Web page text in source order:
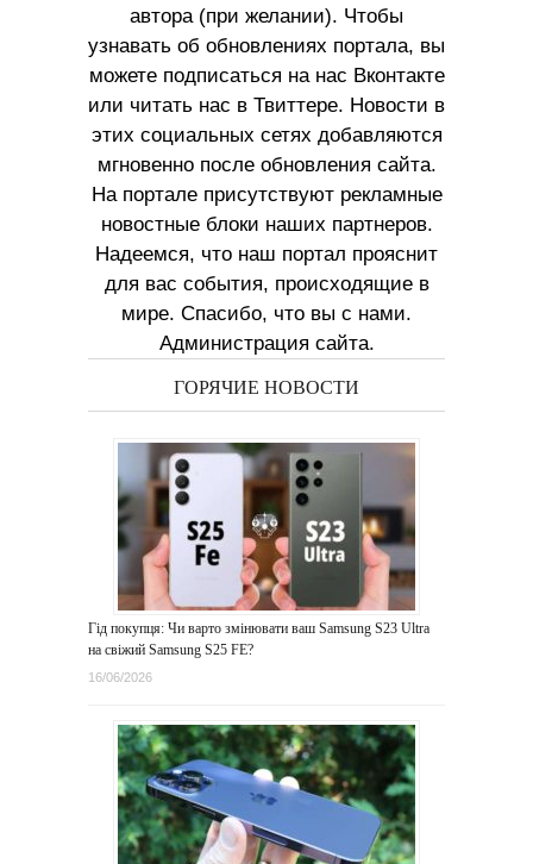
автора (при желании). Чтобы
узнавать об обновлениях портала, вы
можете подписаться на нас Вконтакте
или читать нас в Твиттере. Новости в
этих социальных сетях добавляются
мгновенно после обновления сайта.
На портале присутствуют рекламные
новостные блоки наших партнеров.
Надеемся, что наш портал прояснит
для вас события, происходящие в
мире. Спасибо, что вы с нами.
Администрация сайта.
ГОРЯЧИЕ НОВОСТИ
Гід покупця: Чи варто змінювати ваш Samsung S23 Ultra
на свіжий Samsung S25 FE?
16/06/2026